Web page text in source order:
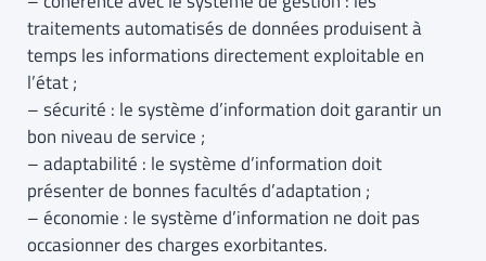
traitements automatisés de données produisent à
temps les informations directement exploitable en
l’état ;
– sécurité : le système d’information doit garantir un
bon niveau de service ;
– adaptabilité : le système d’information doit
présenter de bonnes facultés d’adaptation ;
– économie : le système d’information ne doit pas
occasionner des charges exorbitantes.